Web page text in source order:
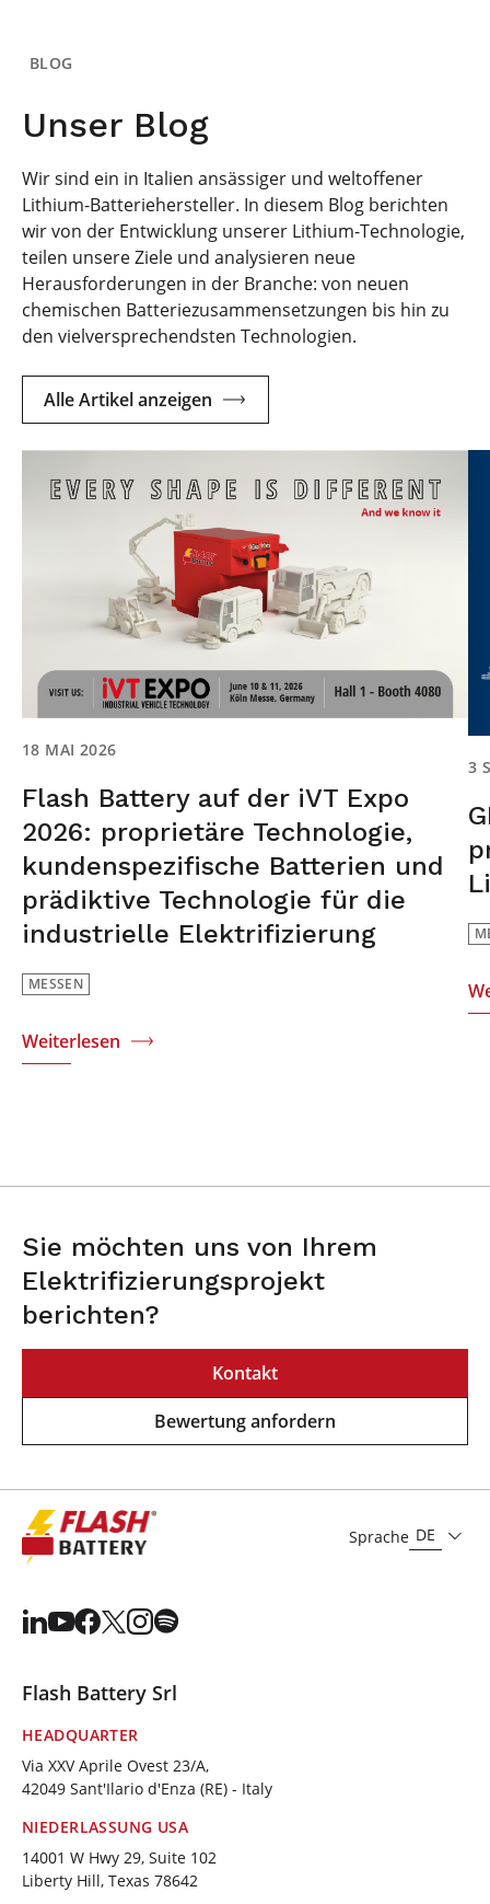
BLOG
Unser Blog
Wir sind ein in Italien ansässiger und weltoffener
Lithium-Batteriehersteller. In diesem Blog berichten
wir von der Entwicklung unserer Lithium-Technologie,
teilen unsere Ziele und analysieren neue
Herausforderungen in der Branche: von neuen
chemischen Batteriezusammensetzungen bis hin zu
den vielversprechendsten Technologien.
Alle Artikel anzeigen
18 MAI 2026
Flash Battery auf der iVT Expo
2026: proprietäre Technologie,
kundenspezifische Batterien und
prädiktive Technologie für die
industrielle Elektrifizierung
MESSEN
Weiterlesen
3
Sie möchten uns von Ihrem
Elektrifizierungsprojekt
berichten?
Kontakt
Bewertung anfordern
Sprache DE
Flash Battery Srl
HEADQUARTER
Via XXV Aprile Ovest 23/A,
42049 Sant'Ilario d'Enza (RE) - Italy
NIEDERLASSUNG USA
14001 W Hwy 29, Suite 102
Liberty Hill, Texas 78642